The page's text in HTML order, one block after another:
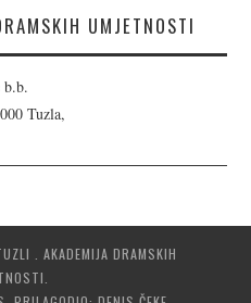
UMJETNOSTI
Tuzla,
. AKADEMIJA DRAMSKIH